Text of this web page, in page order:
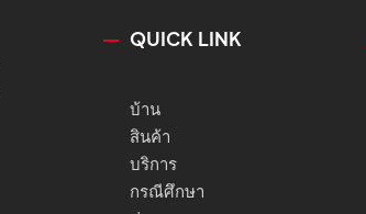
QUICK LINK
บ้าน
สินค้า
บริการ
กรณีศึกษา